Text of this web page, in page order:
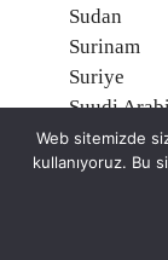
Sudan
Surinam
Suriye
Suudi
Svalbard,
Svaziland
Web sitemizde
kullanıyoruz. Bu